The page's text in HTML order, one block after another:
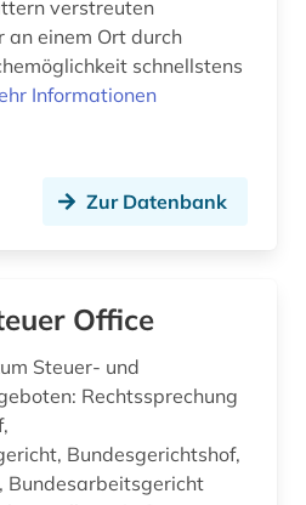
verstreuten
an einem Ort durch
schnellstens
Informationen
Zur Datenbank
Office
Steuer- und
Rechtssprechung
Bundesgerichtshof,
Bundesarbeitsgericht